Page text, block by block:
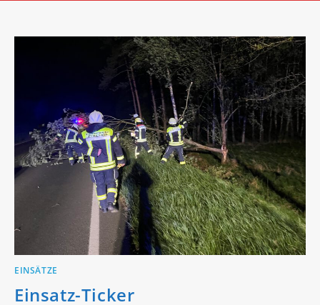
EINSÄTZE
Einsatz-Ticker